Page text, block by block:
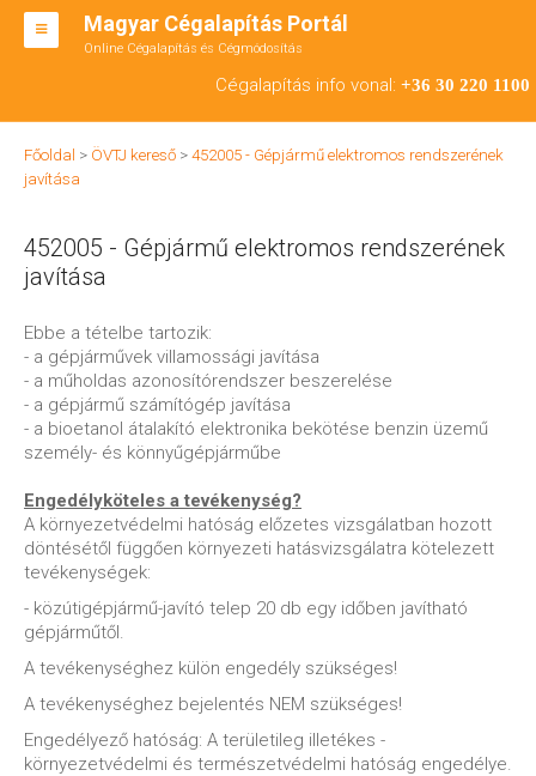
Magyar Cégalapítás Portál
Online Cégalapítás és Cégmódosítás
Cégalapítás info vonal: +36 30 220 1100
BT ALAPÍTÁS
RT ALAPÍTÁS
ÁTALAKULÁS
ENGEDÉLYKÖTELES
KAPCSOLAT
Főoldal > ÖVTJ kereső > 452005 - Gépjármű elektromos rendszerének
javítása
452005 - Gépjármű elektromos rendszerének
javítása
Ebbe a tételbe tartozik:
- a gépjárművek villamossági javítása
- a műholdas azonosítórendszer beszerelése
- a gépjármű számítógép javítása
- a bioetanol átalakító elektronika bekötése benzin üzemű
személy- és könnyűgépjárműbe
Engedélyköteles a tevékenység?
A környezetvédelmi hatóság előzetes vizsgálatban hozott
döntésétől függően környezeti hatásvizsgálatra kötelezett
tevékenységek:
- közútigépjármű-javító telep 20 db egy időben javítható
gépjárműtől.
A tevékenységhez külön engedély szükséges!
A tevékenységhez bejelentés NEM szükséges!
Engedélyező hatóság: A területileg illetékes -
környezetvédelmi és természetvédelmi hatóság engedélye.